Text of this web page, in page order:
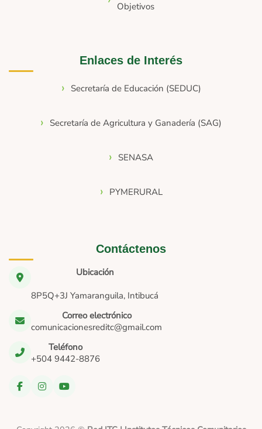
Objetivos
Enlaces de Interés
Secretaría de Educación (SEDUC)
Secretaría de Agricultura y Ganadería (SAG)
SENASA
PYMERURAL
Contáctenos
Ubicación
8P5Q+3J Yamaranguila, Intibucá
Correo electrónico
comunicacionesreditc@gmail.com
Teléfono
+504 9442-8876